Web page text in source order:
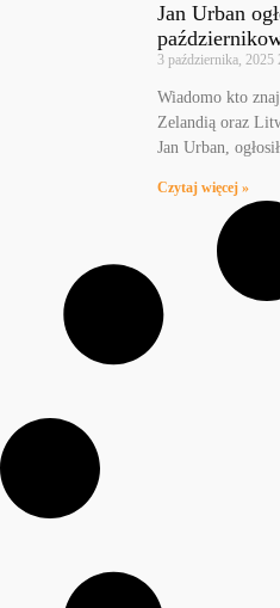
Jan Urban
3 października, 2025
Wiadomo kto
Zelandią oraz
Jan Urban,
Czytaj więcej »